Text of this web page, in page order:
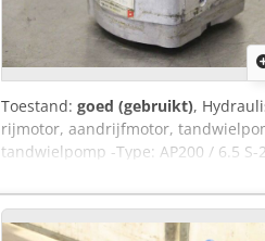
Toestand: goed (gebruikt),
rijmotor, aandrijfmotor,
tandwielpomp -Type: AP200 / 6.5